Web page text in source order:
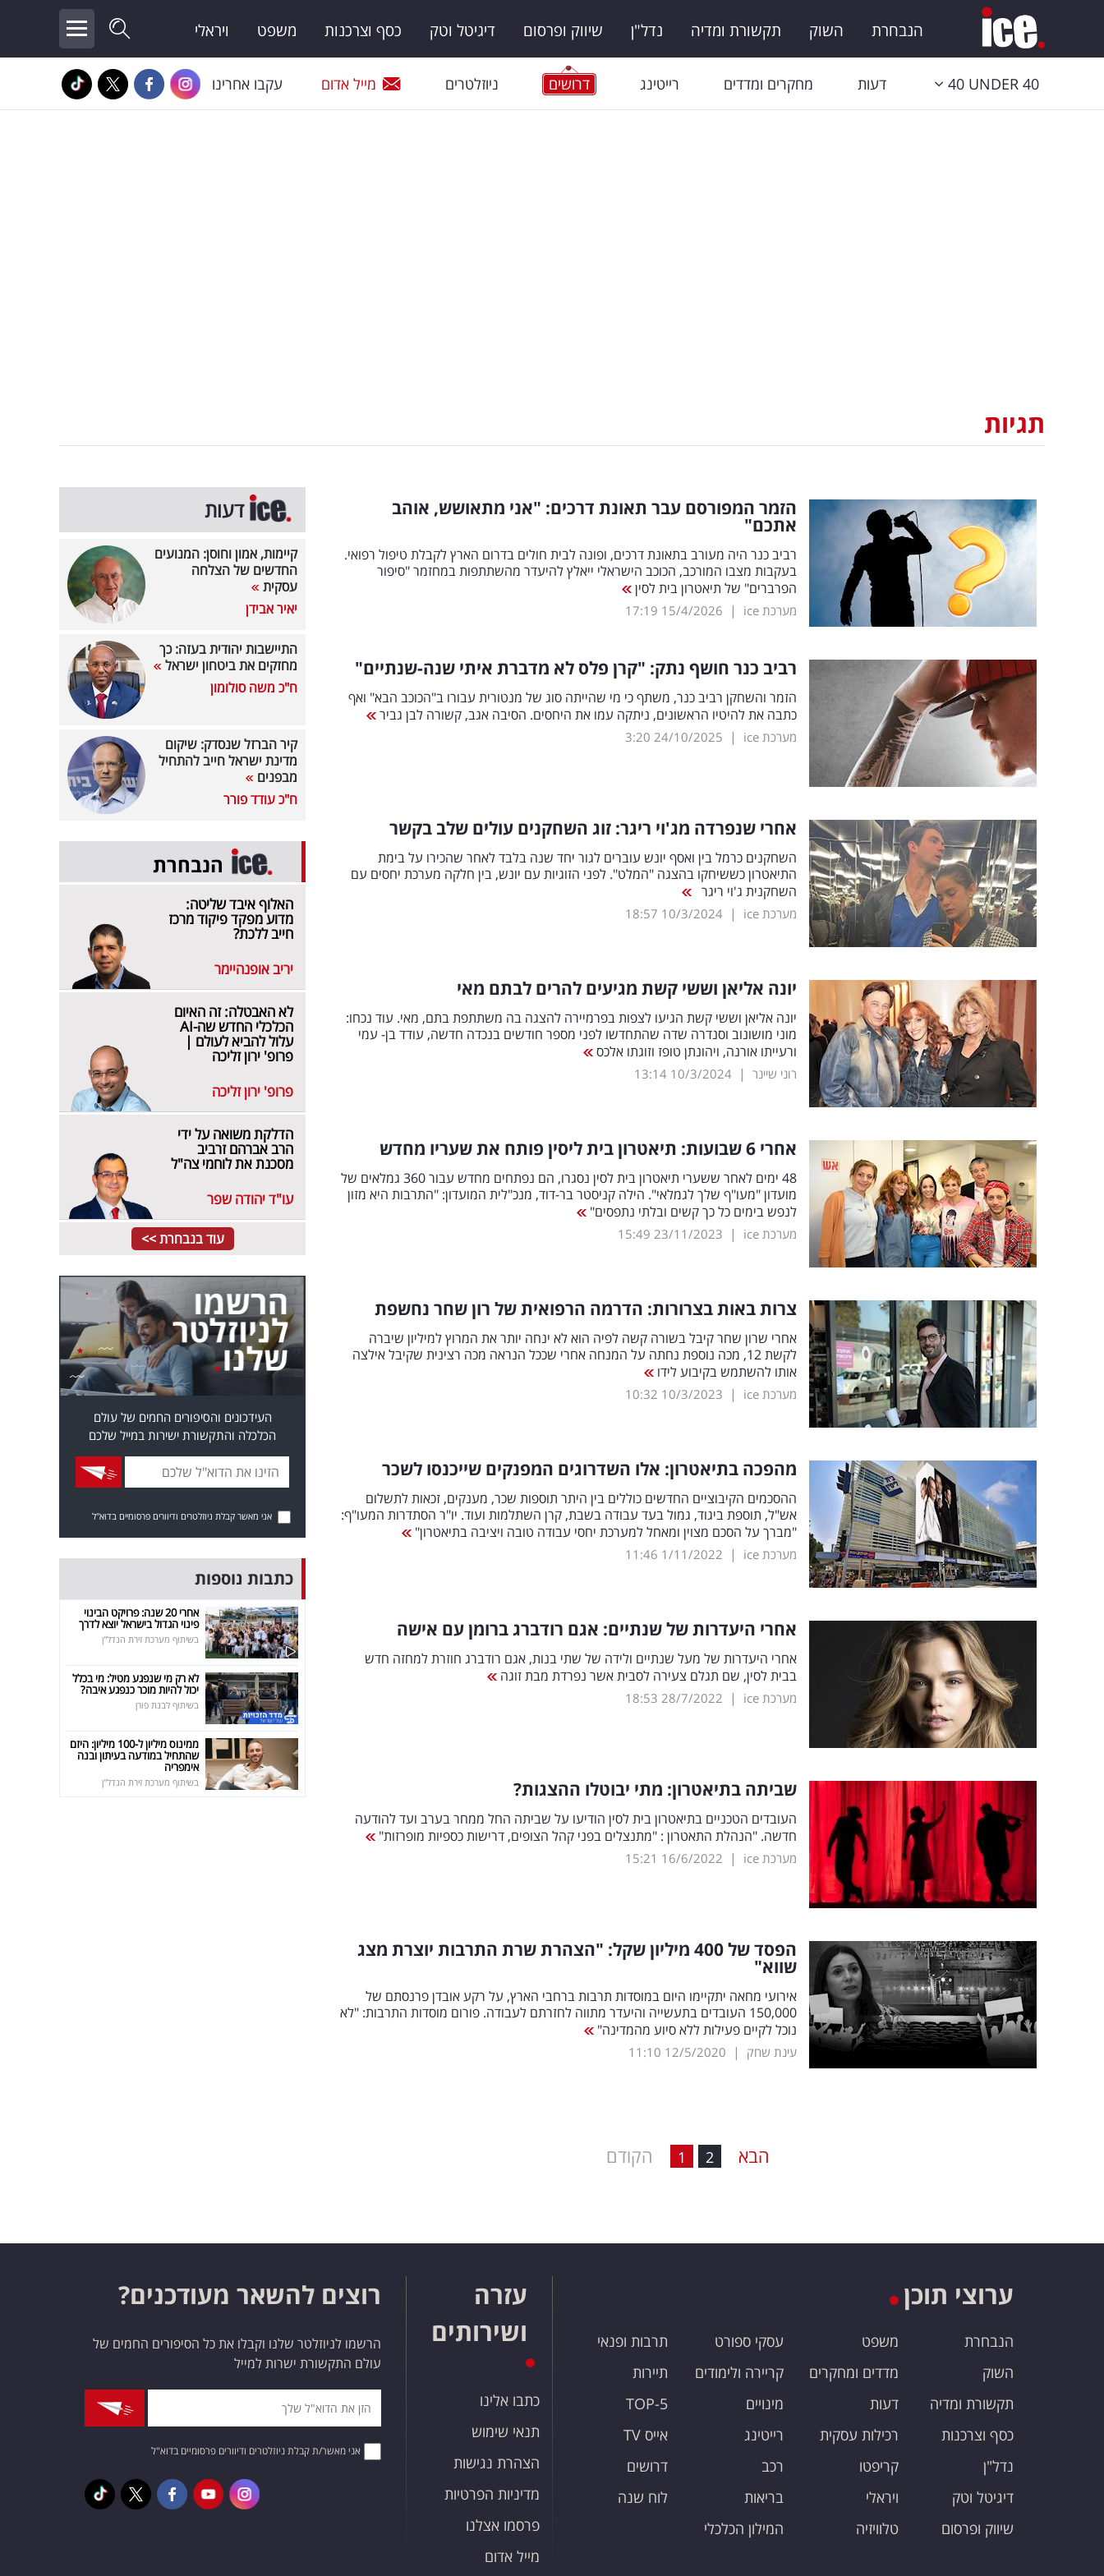
הנבחרת השוק תקשורת ומדיה נדל"ן שיווק ופרסום דיגיטל וטק כסף וצרכנות משפט ויראלי
40 UNDER 40 דעות מחקרים ומדדים רייטינג דרושים ניוזלטרים מייל אדום עקבו אחרינו
תגיות
הזמר המפורסם עבר תאונת דרכים: "אני מתאושש, אוהב
אתכם"
רביב כנר היה מעורב בתאונת דרכים, ופונה לבית חולים בדרום הארץ לקבלת טיפול רפואי.
בעקבות מצבו המורכב, הכוכב הישראלי ייאלץ להיעדר מהשתתפות במחזמר "סיפור
הפרברים" של תיאטרון בית לסין
מערכת ice |
15/4/2026
17:19
רביב כנר חושף נתק: "קרן פלס לא מדברת איתי שנה-שנתיים"
הזמר והשחקן רביב כנר, משתף כי מי שהייתה סוג של מנטורית עבורו ב"הכוכב הבא" ואף
כתבה את להיטיו הראשונים, ניתקה עמו את היחסים. הסיבה אגב, קשורה לבן גביר
מערכת ice |
24/10/2025
3:20
אחרי שנפרדה מג'וי ריגר: זוג השחקנים עולים שלב בקשר
השחקנים כרמל בין ואסף יונש עוברים לגור יחד שנה בלבד לאחר שהכירו על בימת
התיאטרון כששיחקו בהצגה "המלט". לפני הזוגיות עם יונש, בין חלקה מערכת יחסים עם
השחקנית ג'וי ריגר
מערכת ice |
10/3/2024
18:57
יונה אליאן וששי קשת מגיעים להרים לבתם מאי
יונה אליאן וששי קשת הגיעו לצפות בפרמיירה להצגה בה משתתפת בתם, מאי. עוד נכחו:
מוני מושונוב וסנדרה שדה שהתחדשו לפני מספר חודשים בנכדה חדשה, עודד בן- עמי
ורעייתו אורנה, ויהונתן טופז וזוגתו אלכס
רוני שיינר |
10/3/2024
13:14
אחרי 6 שבועות: תיאטרון בית ליסין פותח את שעריו מחדש
48 ימים לאחר ששערי תיאטרון בית לסין נסגרו, הם נפתחים מחדש עבור 360 גמלאים של
מועדון "מעו"ף שלך לגמלאי". הילה קניסטר בר-דוד, מנכ"לית המועדון: "התרבות היא מזון
לנפש בימים כל כך קשים ובלתי נתפסים"
מערכת ice |
23/11/2023
15:49
צרות באות בצרורות: הדרמה הרפואית של רון שחר נחשפת
אחרי שרון שחר קיבל בשורה קשה לפיה הוא לא ינחה יותר את המרוץ למיליון שיברה
לקשת 12, מכה נוספת נחתה על המנחה אחרי שככל הנראה מכה רצינית שקיבל אילצה
אותו להשתמש בקיבוע לידו
מערכת ice |
10/3/2023
10:32
מהפכה בתיאטרון: אלו השדרוגים המפנקים שייכנסו לשכר
ההסכמים הקיבוציים החדשים כוללים בין היתר תוספות שכר, מענקים, זכאות לתשלום
אש"ל, תוספת ביגוד, גמול בעד עבודה בשבת, קרן השתלמות ועוד. יו"ר הסתדרות המעו"ף:
"מברך על הסכם מצוין ומאחל למערכת יחסי עבודה טובה ויציבה בתיאטרון"
מערכת ice |
1/11/2022
11:46
אחרי היעדרות של שנתיים: אגם רודברג ברומן עם אישה
אחרי היעדרות של מעל שנתיים ולידה של שתי בנות, אגם רודברג חוזרת למחזה חדש
בבית לסין, שם תגלם צעירה לסבית אשר נפרדת מבת זוגה
מערכת ice |
28/7/2022
18:53
שביתה בתיאטרון: מתי יבוטלו ההצגות?
העובדים הטכניים בתיאטרון בית לסין הודיעו על שביתה החל ממחר בערב ועד להודעה
חדשה. "הנהלת התאטרון : "מתנצלים בפני קהל הצופים, דרישות כספיות מופרזות"
מערכת ice |
16/6/2022
15:21
הפסד של 400 מיליון שקל: "הצהרת שרת התרבות יוצרת מצג
שווא"
אירועי מחאה יתקיימו היום במוסדות תרבות ברחבי הארץ, על רקע אובדן פרנסתם של
150,000 העובדים בתעשייה והיעדר מתווה לחזרתם לעבודה. פורום מוסדות התרבות: "לא
נוכל לקיים פעילות ללא סיוע מהמדינה"
עינת שחק |
12/5/2020
11:10
הקודם 1 2 הבא
דעות
קיימות, אמון וחוסן: המנועים
החדשים של הצלחה
עסקית
יאיר אבידן
התיישבות יהודית בעזה: כך
מחזקים את ביטחון ישראל
ח"כ משה סולומון
קיר הברזל שנסדק: שיקום
מדינת ישראל חייב להתחיל
מבפנים
ח"כ עודד פורר
הנבחרת
האלוף איבד שליטה:
מדוע מפקד פיקוד מרכז
חייב ללכת?
יריב אופנהיימר
לא האבטלה: זה האיום
הכלכלי החדש שה-AI
עלול להביא לעולם |
פרופ' ירון זליכה
פרופ' ירון זליכה
הדלקת משואה על ידי
הרב אברהם זרביב
מסכנת את לוחמי צה"ל
עו"ד יהודה שפר
עוד בנבחרת >>
העידכונים והסיפורים החמים של עולם
הכלכלה והתקשורת ישירות במייל שלכם
אני מאשר קבלת ניוזלטרים ודיוורים פרסומיים בדוא"ל
כתבות נוספות
אחרי 20 שנה: פרויקט הבינוי
פינוי הגדול בישראל יוצא לדרך
בשיתוף מערכת זירת הנדל"ן
לא רק מי שנפגע מטיל: מי בכלל
יכול להיות מוכר כנפגע איבה?
בשיתוף לבנת פורן
ממינוס מיליון ל-100 מיליון: היזם
שהתחיל במודעה בעיתון ובנה
אימפריה
בשיתוף מערכת זירת הנדל"ן
ערוצי תוכן
הנבחרת
השוק
תקשורת ומדיה
כסף וצרכנות
נדל"ן
דיגיטל וטק
שיווק ופרסום
משפט
מדדים ומחקרים
דעות
רכילות עסקית
קריפטו
ויראלי
טלוויזיה
עסקי ספורט
קריירה ולימודים
מינויים
רייטינג
רכב
בריאות
המילון הכלכלי
תרבות ופנאי
תיירות
TOP-5
אייס TV
דרושים
לוח שנה
עזרה
ושירותים
כתבו אלינו
תנאי שימוש
הצהרת נגישות
מדיניות הפרטיות
פרסמו אצלנו
מייל אדום
רוצים להשאר מעודכנים?
הרשמו לניוזלטר שלנו וקבלו את כל הסיפורים החמים של
עולם התקשורת ישרות למייל
אני מאשר/ת קבלת ניוזלטרים ודיוורים פרסומיים בדוא"ל